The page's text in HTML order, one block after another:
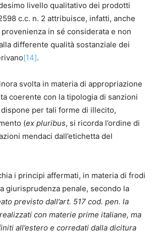
livello qualitativo dei prodotti
c.c. n. 2 attribuisce, infatti, anche
in sé considerata e non
differente qualità sostanziale dei
[14].
svolta in materia di appropriazione
coerente con la tipologia di sanzioni
dispone per tali forme di illecito,
(ex pluribus, si ricorda l’ordine di
mendaci dall’etichetta del
i principi affermati, in materia di frodi
giurisprudenza penale, secondo la
previsto dall’art. 517 cod. pen. la
con materie prime italiane, ma
all’estero e corredati dalla dicitura